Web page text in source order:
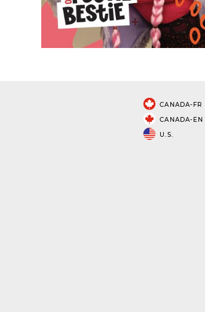
CANADA-FR
CANADA-EN
U.S.